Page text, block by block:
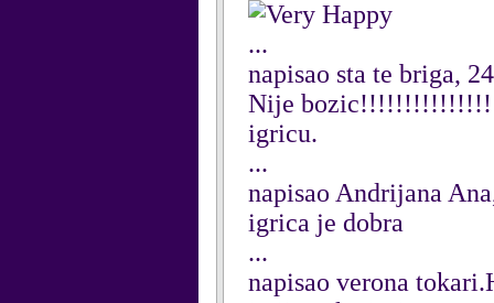
...
napisao sta te briga,
Nije
igricu.
...
napisao Andrijana
igrica je dobra
...
napisao verona